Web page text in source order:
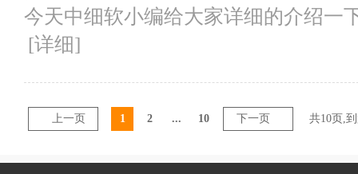
今天中细软小编给大家详细的介绍一
[详细]
上一页 1 2 ... 10 下一页 共10页,